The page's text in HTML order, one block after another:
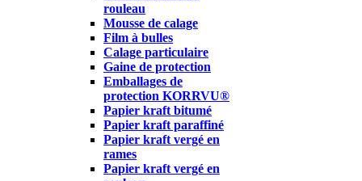
rouleau
Mousse de calage
Film à bulles
Calage particulaire
Gaine de protection
Emballages de
protection KORRVU®
Papier kraft bitumé
Papier kraft paraffiné
Papier kraft vergé en
rames
Papier kraft vergé en